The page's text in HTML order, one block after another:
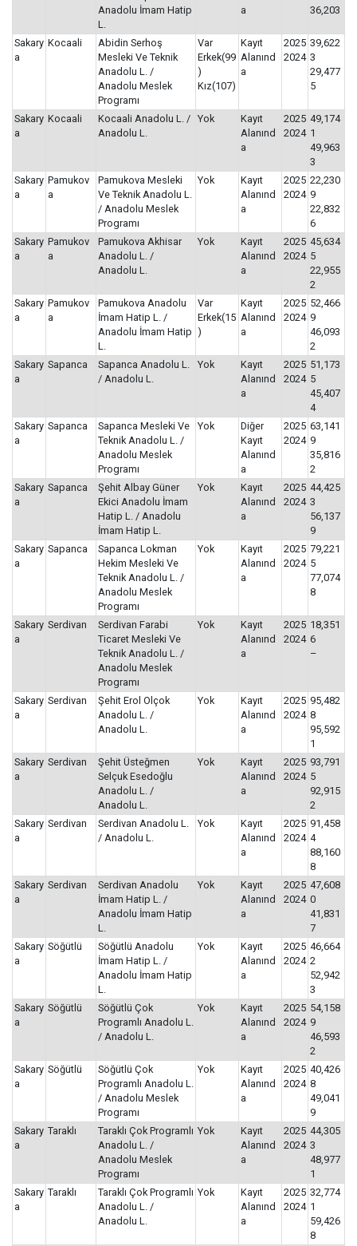
Anadolu İmam Hatip
L.
a
36,203
Sakary
a
Kocaali
Abidin Serhoş
Mesleki Ve Teknik
Anadolu L. /
Anadolu Meslek
Programı
Var
Erkek(99
)
Kız(107)
Kayıt
Alanınd
a
2025
2024
39,622
3
29,477
5
Sakary
a
Kocaali
Kocaali Anadolu L. /
Anadolu L.
Yok
Kayıt
Alanınd
a
2025
2024
49,174
1
49,963
3
Sakary
a
Pamukov
a
Pamukova Mesleki
Ve Teknik Anadolu L.
/ Anadolu Meslek
Programı
Yok
Kayıt
Alanınd
a
2025
2024
22,230
9
22,832
6
Sakary
a
Pamukov
a
Pamukova Akhisar
Anadolu L. /
Anadolu L.
Yok
Kayıt
Alanınd
a
2025
2024
45,634
5
22,955
2
Sakary
a
Pamukov
a
Pamukova Anadolu
İmam Hatip L. /
Anadolu İmam Hatip
L.
Var
Erkek(15
)
Kayıt
Alanınd
a
2025
2024
52,466
9
46,093
2
Sakary
a
Sapanca
Sapanca Anadolu L.
/ Anadolu L.
Yok
Kayıt
Alanınd
a
2025
2024
51,173
5
45,407
4
Sakary
a
Sapanca
Sapanca Mesleki Ve
Teknik Anadolu L. /
Anadolu Meslek
Programı
Yok
Diğer
Kayıt
Alanınd
a
2025
2024
63,141
9
35,816
2
Sakary
a
Sapanca
Şehit Albay Güner
Ekici Anadolu İmam
Hatip L. / Anadolu
İmam Hatip L.
Yok
Kayıt
Alanınd
a
2025
2024
44,425
3
56,137
9
Sakary
a
Sapanca
Sapanca Lokman
Hekim Mesleki Ve
Teknik Anadolu L. /
Anadolu Meslek
Programı
Yok
Kayıt
Alanınd
a
2025
2024
79,221
5
77,074
8
Sakary
a
Serdivan
Serdivan Farabi
Ticaret Mesleki Ve
Teknik Anadolu L. /
Anadolu Meslek
Programı
Yok
Kayıt
Alanınd
a
2025
2024
18,351
6
–
Sakary
a
Serdivan
Şehit Erol Olçok
Anadolu L. /
Anadolu L.
Yok
Kayıt
Alanınd
a
2025
2024
95,482
8
95,592
1
Sakary
a
Serdivan
Şehit Üsteğmen
Selçuk Esedoğlu
Anadolu L. /
Anadolu L.
Yok
Kayıt
Alanınd
a
2025
2024
93,791
5
92,915
2
Sakary
a
Serdivan
Serdivan Anadolu L.
/ Anadolu L.
Yok
Kayıt
Alanınd
a
2025
2024
91,458
4
88,160
8
Sakary
a
Serdivan
Serdivan Anadolu
İmam Hatip L. /
Anadolu İmam Hatip
L.
Yok
Kayıt
Alanınd
a
2025
2024
47,608
0
41,831
7
Sakary
a
Söğütlü
Söğütlü Anadolu
İmam Hatip L. /
Anadolu İmam Hatip
L.
Yok
Kayıt
Alanınd
a
2025
2024
46,664
2
52,942
3
Sakary
a
Söğütlü
Söğütlü Çok
Programlı Anadolu L.
/ Anadolu L.
Yok
Kayıt
Alanınd
a
2025
2024
54,158
9
46,593
2
Sakary
a
Söğütlü
Söğütlü Çok
Programlı Anadolu L.
/ Anadolu Meslek
Programı
Yok
Kayıt
Alanınd
a
2025
2024
40,426
8
49,041
9
Sakary
a
Taraklı
Taraklı Çok Programlı
Anadolu L. /
Anadolu Meslek
Programı
Yok
Kayıt
Alanınd
a
2025
2024
44,305
3
48,977
1
Sakary
a
Taraklı
Taraklı Çok Programlı
Anadolu L. /
Anadolu L.
Yok
Kayıt
Alanınd
a
2025
2024
32,774
1
59,426
8